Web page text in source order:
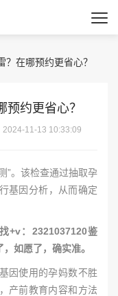
？在哪预约更省心？
约更省心？
2024-11-13 10:33:09
”。该检查通过抽取孕
基因分析，从而确定
+v：2321037120鉴
如愿了，确实准。
因使用的孕妈数不胜
产前教育内容和方法